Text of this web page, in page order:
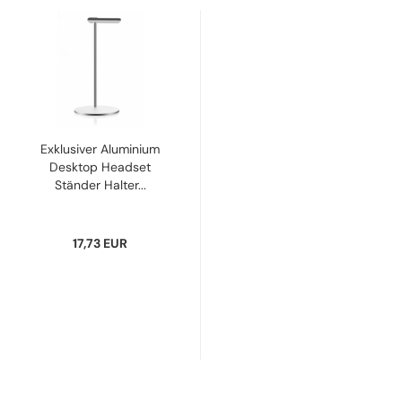
Exklusiver Aluminium
Desktop Headset
Ständer Halter...
17,73 EUR